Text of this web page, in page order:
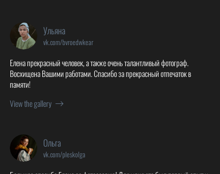
Ульяна
vk.com/bvroedwkear
Елена прекрасный человек, а также очень талантливый фотограф.
Восхищена Вашими работами. Спасибо за прекрасный отпечаток в
памяти!
View the gallery
Ольга
vk.com/pleskolga